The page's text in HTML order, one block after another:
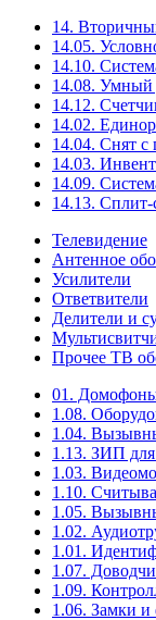
14.
14.05.
14.10.
14.08.
14.12.
14.02.
14.04. Снят с
14.03.
14.09.
14.13.
Телевидение
Антенное
Усилители
Ответвители
Делители и
Прочее ТВ
01.
1.08.
1.04.
1.13. ЗИП
1.03.
1.10.
1.05.
1.02.
1.01.
1.07.
1.09.
1.06. Замки и